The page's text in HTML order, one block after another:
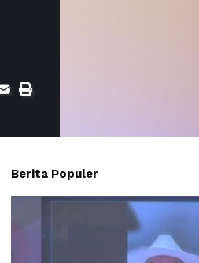
Berita Populer